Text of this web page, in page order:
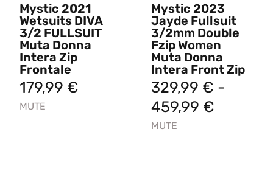
Mystic 2021
Wetsuits DIVA
3/2 FULLSUIT
Muta Donna
Intera Zip
Frontale
179,99 €
MUTE
Mystic 2023
Jayde Fullsuit
3/2mm Double
Fzip Women
Muta Donna
Intera Front Zip
329,99 € -
459,99 €
MUTE